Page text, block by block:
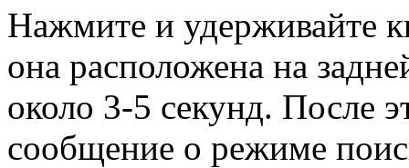
Нажмите и удерживайте
она расположена на
около 3-5 секунд. После
сообщение о режиме